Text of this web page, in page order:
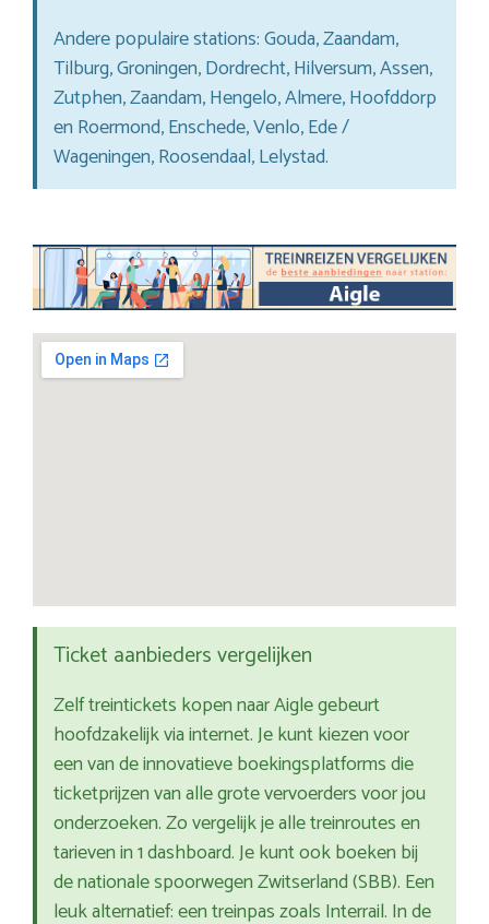
Andere populaire stations: Gouda, Zaandam,
Tilburg, Groningen, Dordrecht, Hilversum, Assen,
Zutphen, Zaandam, Hengelo, Almere, Hoofddorp
en Roermond, Enschede, Venlo, Ede /
Wageningen, Roosendaal, Lelystad.
Ticket aanbieders vergelijken
Zelf treintickets kopen naar Aigle gebeurt
hoofdzakelijk via internet. Je kunt kiezen voor
een van de innovatieve boekingsplatforms die
ticketprijzen van alle grote vervoerders voor jou
onderzoeken. Zo vergelijk je alle treinroutes en
tarieven in 1 dashboard. Je kunt ook boeken bij
de nationale spoorwegen Zwitserland (SBB). Een
leuk alternatief: een treinpas zoals Interrail. In de